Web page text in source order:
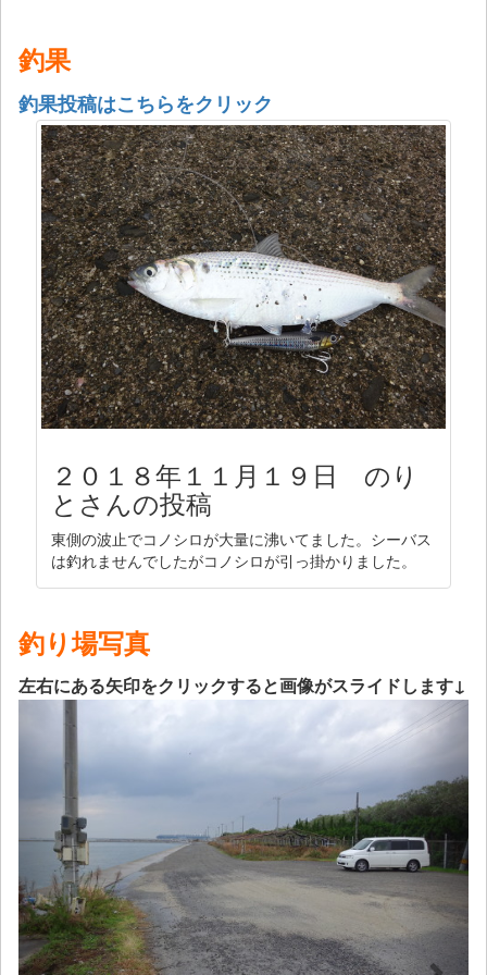
釣果
釣果投稿はこちらをクリック
２０１８年１１月１９日 のり
とさんの投稿
東側の波止でコノシロが大量に沸いてました。シーバス
は釣れませんでしたがコノシロが引っ掛かりました。
釣り場写真
左右にある矢印をクリックすると画像がスライドします↓
Next